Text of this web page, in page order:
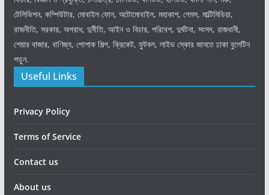
টেলিভিশন, কম্পিউটার, মোবাইল ফোন, অটোমোবাইল, মহাকাশ, গেমস, মাল্টিমিডিয়া,
রাজনীতি, সরকার, অপরাধ, দুর্নীতি, আইন ও বিচার, পরিবেশ, দুর্ঘটনা, সংসদ, রাজধানী,
শেয়ার বাজার, বাণিজ্য, পোশাক শিল্প, ক্রিকেট, ফুটবল, লাইভ স্কোর জানতে ঢাকা বুলেটিন
পড়ুন.
Useful Links
Privacy Policy
Terms of Service
Contact us
About us